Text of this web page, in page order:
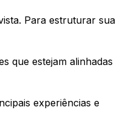
Para estruturar sua
que estejam alinhadas
experiências e